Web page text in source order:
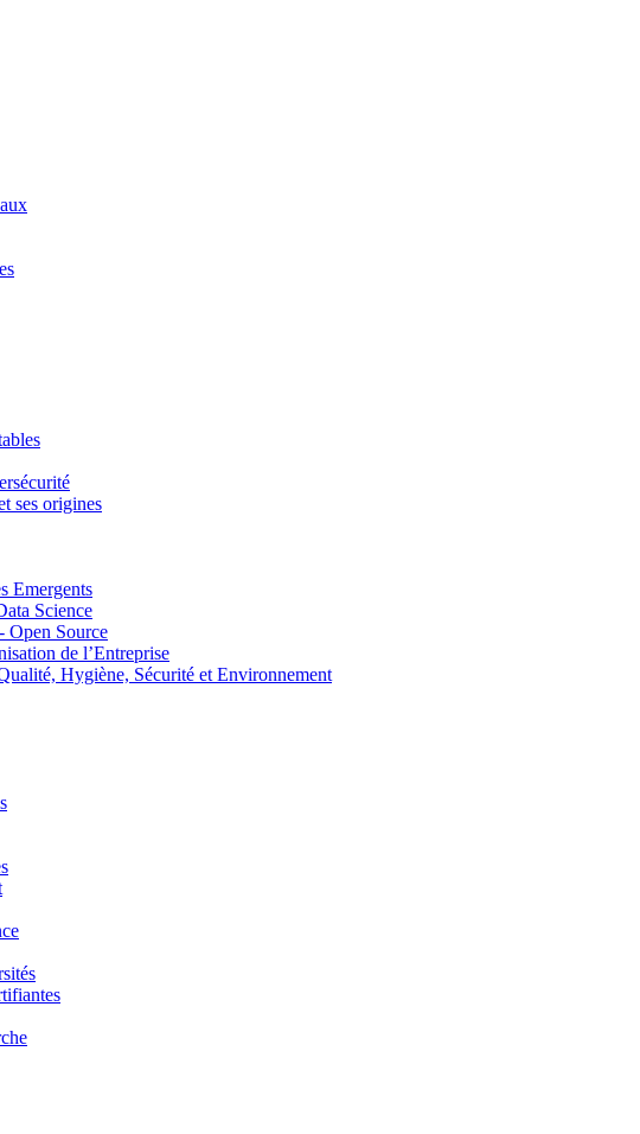
ses origines
Emergents
Science
Open Source
de l’Entreprise
Hygiène, Sécurité et Environnement